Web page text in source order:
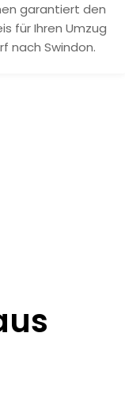
garantiert den
für Ihren Umzug
nach Swindon.